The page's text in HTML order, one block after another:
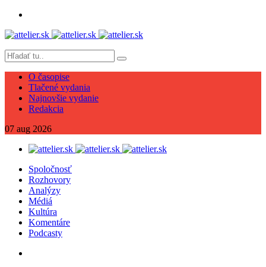
O časopise
Tlačené vydania
Najnovšie vydanie
Redakcia
07 aug 2026
Spoločnosť
Rozhovory
Analýzy
Médiá
Kultúra
Komentáre
Podcasty